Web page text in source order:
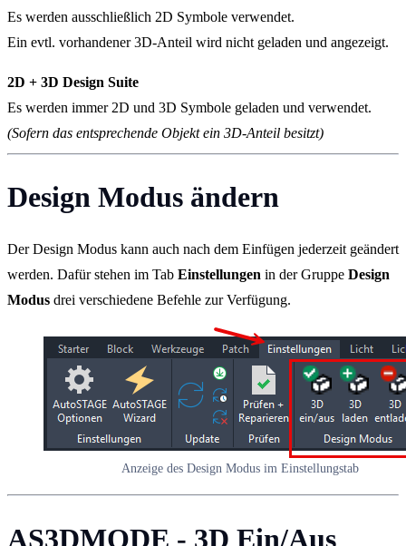
Es werden ausschließlich 2D Symbole verwendet.
Ein evtl. vorhandener 3D-Anteil wird nicht geladen und angezeigt.
2D + 3D Design Suite
Es werden immer 2D und 3D Symbole geladen und verwendet.
(Sofern das entsprechende Objekt ein 3D-Anteil besitzt)
Design Modus ändern
Der Design Modus kann auch nach dem Einfügen jederzeit geändert
werden. Dafür stehen im Tab Einstellungen in der Gruppe Design
Modus drei verschiedene Befehle zur Verfügung.
Anzeige des Design Modus im Einstellungstab
AS3DMODE - 3D Ein/Aus